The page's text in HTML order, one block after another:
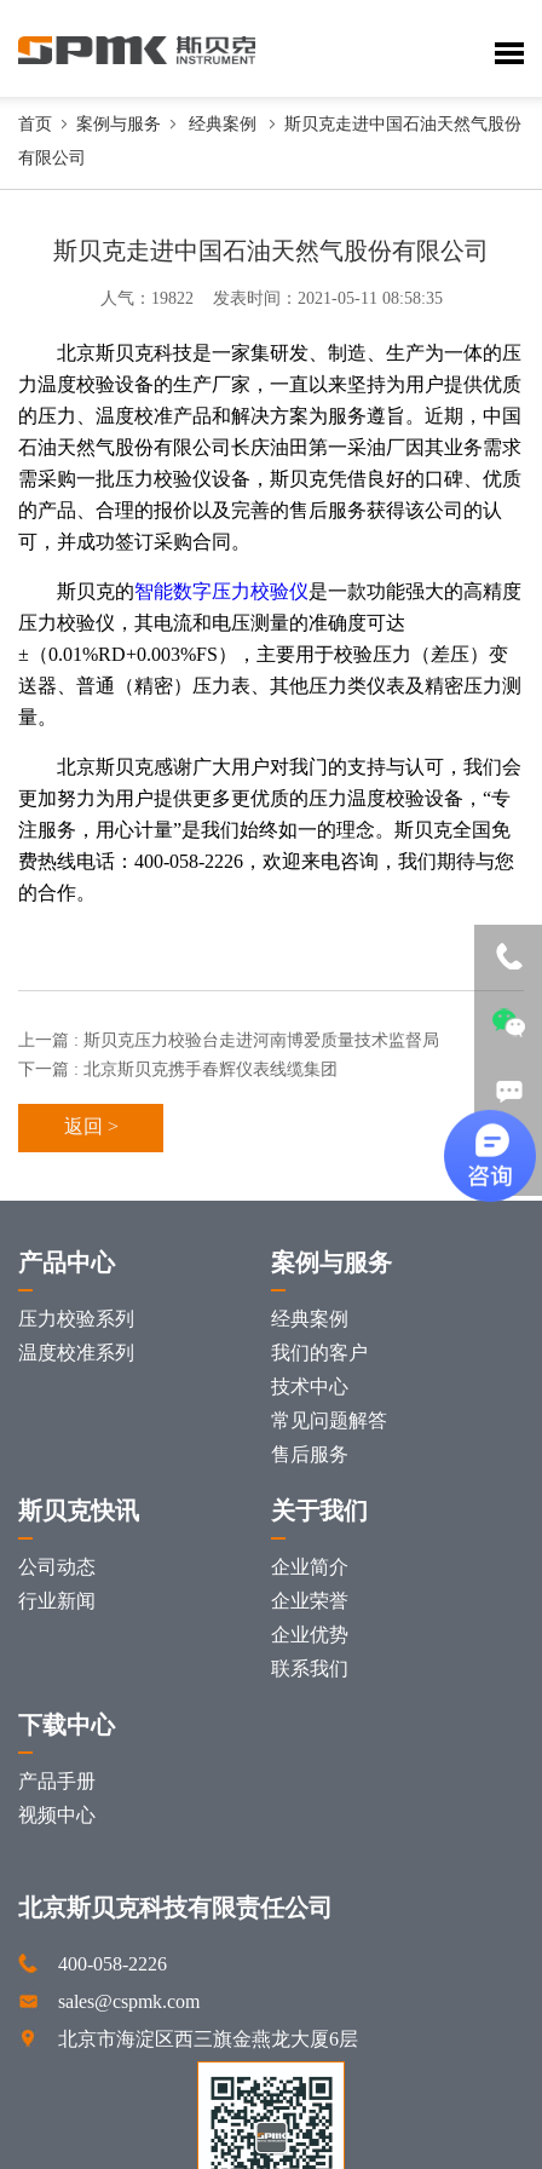
首页 案例与服务 经典案例
斯贝克走进中国石油天然气股份
有限公司
斯贝克走进中国石油天然气股份有限公司
人气：19822 发表时间：2021-05-11 08:58:35
北京斯贝克科技是一家集研发、制造、生产为一体的压
力温度校验设备的生产厂家，一直以来坚持为用户提供优质
的压力、温度校准产品和解决方案为服务遵旨。近期，中国
石油天然气股份有限公司长庆油田第一采油厂因其业务需求
需采购一批压力校验仪设备，斯贝克凭借良好的口碑、优质
的产品、合理的报价以及完善的售后服务获得该公司的认
可，并成功签订采购合同。
斯贝克的智能数字压力校验仪是一款功能强大的高精度
压力校验仪，其电流和电压测量的准确度可达
±（0.01%RD+0.003%FS），主要用于校验压力（差压）变
送器、普通（精密）压力表、其他压力类仪表及精密压力测
量。
北京斯贝克感谢广大用户对我门的支持与认可，我们会
更加努力为用户提供更多更优质的压力温度校验设备，“专
注服务，用心计量”是我们始终如一的理念。斯贝克全国免
费热线电话：400-058-2226，欢迎来电咨询，我们期待与您
的合作。
上一篇 : 斯贝克压力校验台走进河南博爱质量技术监督局
下一篇 : 北京斯贝克携手春辉仪表线缆集团
返回 >
产品中心
压力校验系列
温度校准系列
案例与服务
经典案例
我们的客户
技术中心
常见问题解答
售后服务
斯贝克快讯
公司动态
行业新闻
关于我们
企业简介
企业荣誉
企业优势
联系我们
下载中心
产品手册
视频中心
北京斯贝克科技有限责任公司
400-058-2226
sales@cspmk.com
北京市海淀区西三旗金燕龙大厦6层